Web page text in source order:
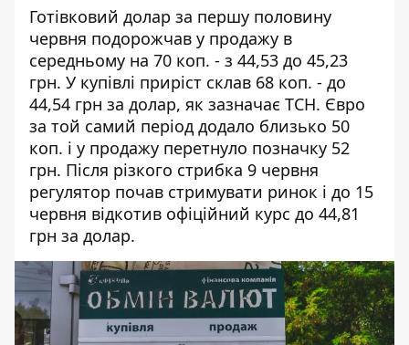
Готівковий долар за першу половину
червня подорожчав у продажу в
середньому на 70 коп. - з 44,53 до 45,23
грн. У купівлі приріст склав 68 коп. - до
44,54 грн за долар, як зазначає ТСН. Євро
за той самий період додало близько 50
коп. і у продажу перетнуло позначку 52
грн. Після різкого стрибка 9 червня
регулятор почав стримувати ринок і до 15
червня відкотив офіційний курс до 44,81
грн за долар.